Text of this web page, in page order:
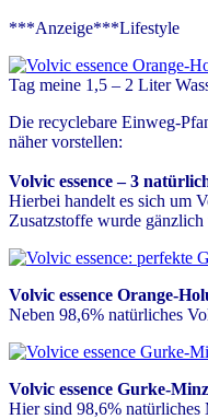
***Anzeige***Lifestyle
Tag meine 1,5 – 2 Liter
Die recyclebare Einweg-
näher vorstellen:
Volvic essence – 3
Hierbei handelt es sich um
Zusatzstoffe wurde
Volvic essence Orange-
Neben 98,6% natürliches
Volvic essence Gurke-
Hier sind 98,6%